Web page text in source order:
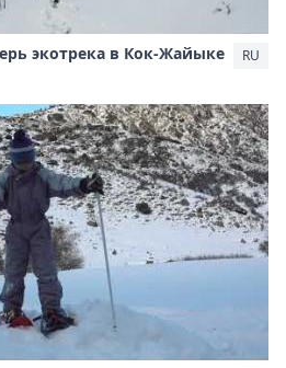
экотрека в Кок-Жайыке
RU